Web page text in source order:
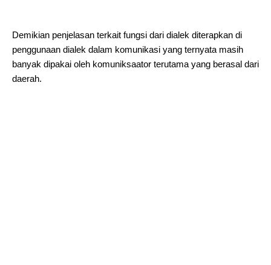
Demikian penjelasan terkait fungsi dari dialek diterapkan di
penggunaan dialek dalam komunikasi yang ternyata masih
banyak dipakai oleh komuniksaator terutama yang berasal dari
daerah.